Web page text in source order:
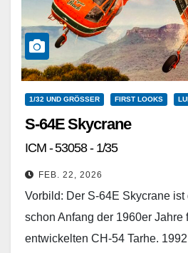
1/32 UND GRÖSSER FIRST LOOKS
S-64E Skycrane
ICM - 53058 - 1/35
FEB. 22, 2026
Vorbild: Der S-64E Skycrane
schon Anfang der 1960er Jahre
entwickelten CH-54 Tarhe.